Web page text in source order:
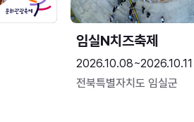
임실N치즈축제
2026.10.08~2026.10.11
전북특별자치도 임실군